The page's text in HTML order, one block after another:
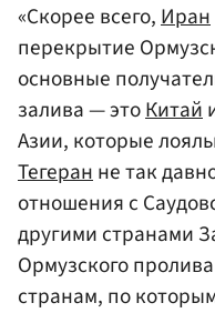
«Скорее всего,Иран
перекрытие
основные
залива — этоКитай
Азии, которые
Тегеранне так
отношения с
другими странами
Ормузского
странам, по